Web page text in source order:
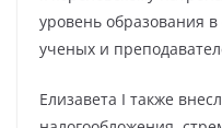
уровень образования
ученых и
Елизавета I также